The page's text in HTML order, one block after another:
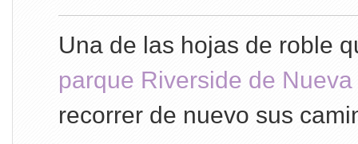
Una de las hojas de roble
parque Riverside de Nueva
recorrer de nuevo sus